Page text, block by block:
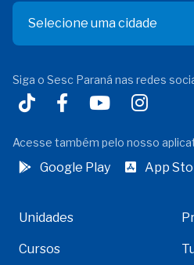
Selecione uma cidade
Siga o Sesc Paraná nas redes
Acesse também pelo nosso
Google Play App
Unidades
Cursos